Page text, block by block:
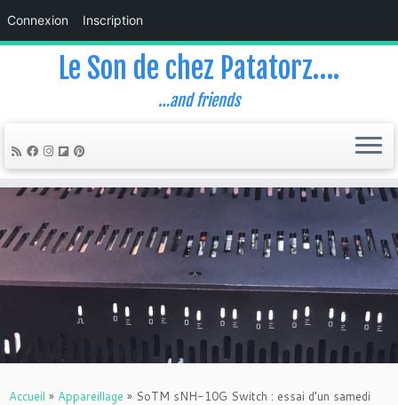
Connexion Inscription
Skip
content
Le Son de chez Patatorz….
…and friends
Accueil » Appareillage » SoTM sNH-10G Switch : essai d’un samedi